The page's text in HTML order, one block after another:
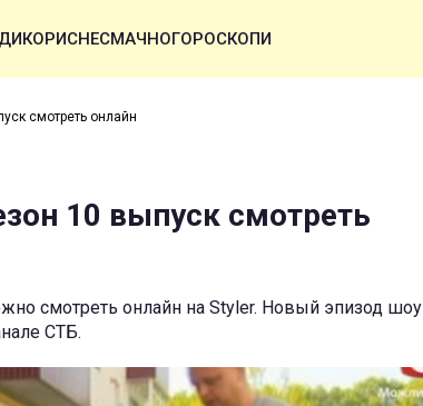
КОРИСНЕСМАЧНОГОРОСКОПИ
cмотреть онлайн
10 выпуск cмотреть
смотреть онлайн на Styler. Новый эпизод шоу
СТБ.